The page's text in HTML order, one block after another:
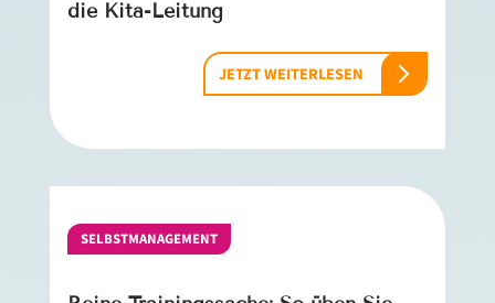
die Kita-Leitung
JETZT WEITERLESEN
SELBSTMANAGEMENT